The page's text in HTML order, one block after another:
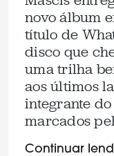
novo álbum
título de
disco que
uma trilha
aos últimos
integrante
marcados
Continuar